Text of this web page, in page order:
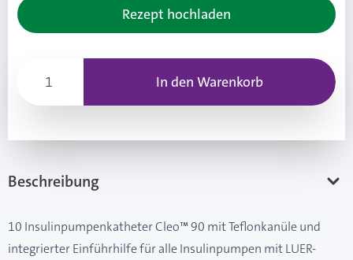
Rezept hochladen
In den Warenkorb
Beschreibung
10 Insulinpumpenkatheter Cleo™ 90 mit Teflonkanüle und
integrierter Einführhilfe für alle Insulinpumpen mit LUER-